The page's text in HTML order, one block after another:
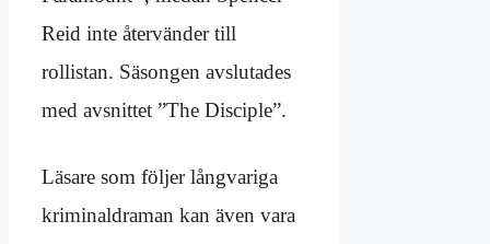
Reid inte återvänder till
rollistan. Säsongen avslutades
med avsnittet ”The Disciple”.
Läsare som följer långvariga
kriminaldraman kan även vara